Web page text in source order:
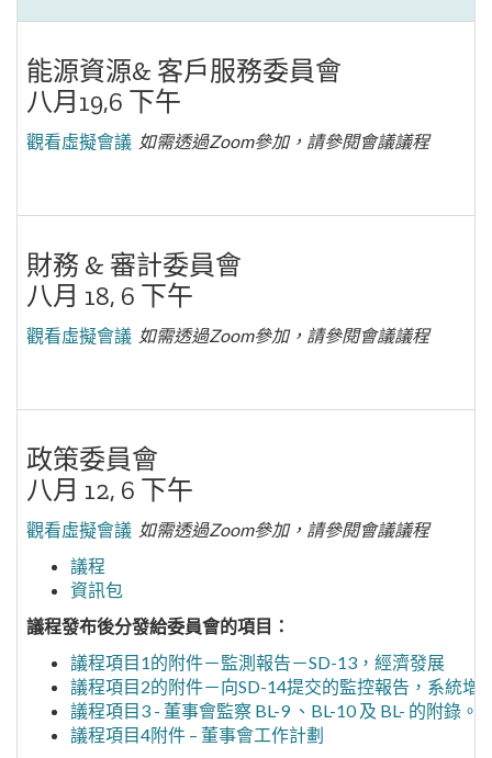
能源資源& 客戶服務委員會
八月19,6 下午
觀看虛擬會議 如需透過Zoom參加，請參閱會議議程
財務 & 審計委員會
八月 18, 6 下午
觀看虛擬會議 如需透過Zoom參加，請參閱會議議程
政策委員會
八月 12, 6 下午
觀看虛擬會議 如需透過Zoom參加，請參閱會議議程
議程
資訊包
議程發布後分發給委員會的項目：
議程項目1的附件－監測報告－SD-13，經濟發展
議程項目2的附件－向SD-14提交的監控報告，系統增
議程項目3 - 董事會監察 BL-9 、BL-10 及 BL- 的附錄。
議程項目4附件 – 董事會工作計劃